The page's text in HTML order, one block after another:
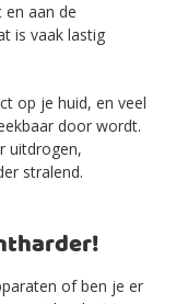
aan de
is vaak lastig
op je huid, en veel
door wordt.
uitdrogen,
stralend.
of ben je er